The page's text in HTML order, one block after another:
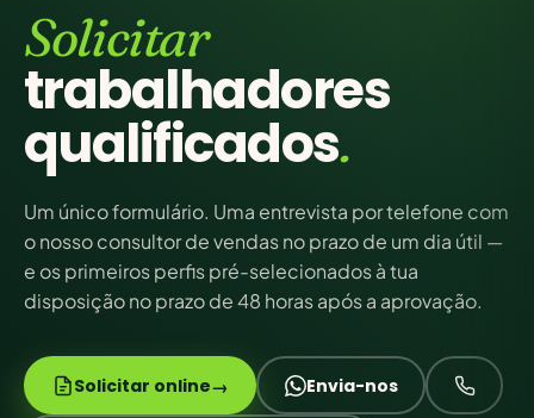
Solicitar
trabalhadores
qualificados.
Um único formulário. Uma entrevista por telefone com
o nosso consultor de vendas no prazo de um dia útil —
e os primeiros perfis pré-selecionados à tua
disposição no prazo de 48 horas após a aprovação.
Envia-nos
Solicitar online→